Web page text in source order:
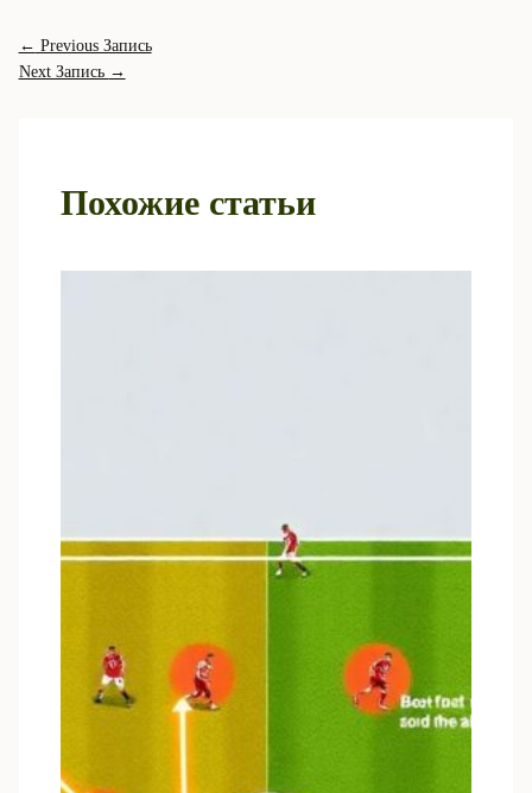
← Previous Запись
Next Запись →
Похожие статьи